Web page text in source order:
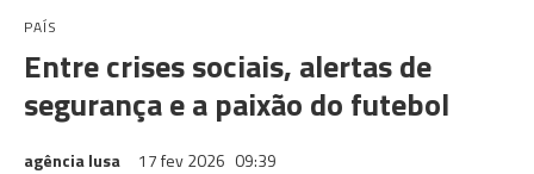
PAÍS
Entre crises sociais, alertas de
segurança e a paixão do futebol
agência lusa 17 fev 2026 09:39